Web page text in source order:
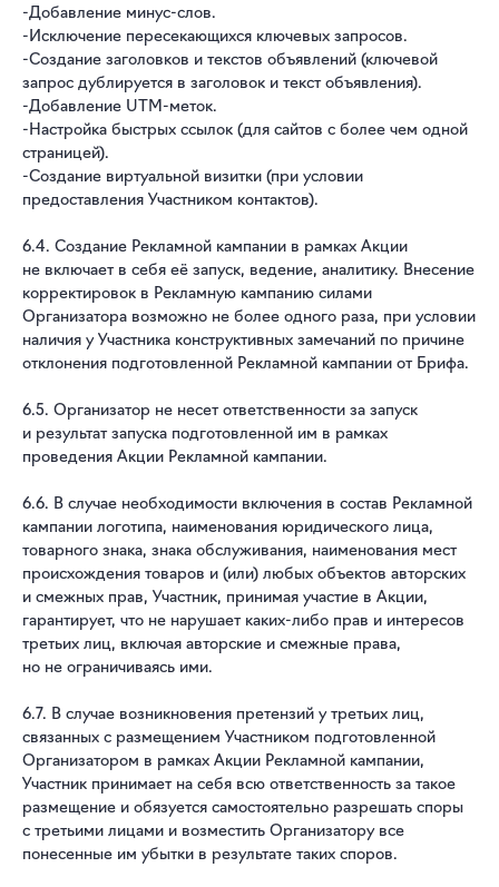
-Добавление минус-слов.
-Исключение пересекающихся ключевых запросов.
-Создание заголовков и текстов объявлений (ключевой
запрос дублируется в заголовок и текст объявления).
-Добавление UTM-меток.
-Настройка быстрых ссылок (для сайтов с более чем одной
страницей).
-Создание виртуальной визитки (при условии
предоставления Участником контактов).
6.4. Создание Рекламной кампании в рамках Акции
не включает в себя её запуск, ведение, аналитику. Внесение
корректировок в Рекламную кампанию силами
Организатора возможно не более одного раза, при условии
наличия у Участника конструктивных замечаний по причине
отклонения подготовленной Рекламной кампании от Брифа.
6.5. Организатор не несет ответственности за запуск
и результат запуска подготовленной им в рамках
проведения Акции Рекламной кампании.
6.6. В случае необходимости включения в состав Рекламной
кампании логотипа, наименования юридического лица,
товарного знака, знака обслуживания, наименования мест
происхождения товаров и (или) любых объектов авторских
и смежных прав, Участник, принимая участие в Акции,
гарантирует, что не нарушает каких-либо прав и интересов
третьих лиц, включая авторские и смежные права,
но не ограничиваясь ими.
6.7. В случае возникновения претензий у третьих лиц,
связанных с размещением Участником подготовленной
Организатором в рамках Акции Рекламной кампании,
Участник принимает на себя всю ответственность за такое
размещение и обязуется самостоятельно разрешать споры
с третьими лицами и возместить Организатору все
понесенные им убытки в результате таких споров.